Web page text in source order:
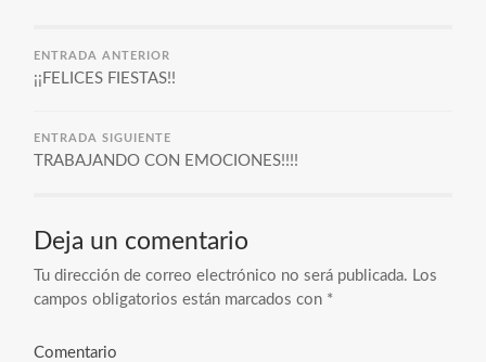
ENTRADA ANTERIOR
¡¡FELICES FIESTAS!!
ENTRADA SIGUIENTE
TRABAJANDO CON EMOCIONES!!!!
Deja un comentario
Tu dirección de correo electrónico no será publicada. Los
campos obligatorios están marcados con *
Comentario